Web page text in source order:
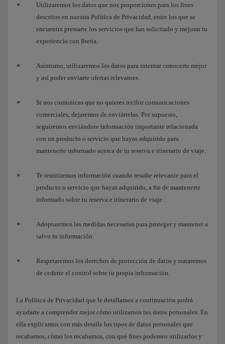
Utilizaremos los datos que nos proporciones para los fines
descritos en nuestra Política de Privacidad, entre los que se
encuentra prestarte los servicios que has solicitado y mejorar tu
experiencia con Iberia.
Asimismo, utilizaremos los datos para intentar conocerte mejor
y así poder enviarte ofertas relevantes.
Si nos comunicas que no quieres recibir comunicaciones
comerciales, dejaremos de enviártelas. Por supuesto,
seguiremos enviándote información importante relacionada
con un producto o servicio que hayas adquirido para
mantenerte informado acerca de tu reserva e itinerario de viaje.
Te remitiremos información cuando resulte relevante para el
producto o servicio que hayas adquirido, a fin de mantenerte
informado sobre tu reserva e itinerario de viaje.
Adoptaremos las medidas necesarias para proteger y mantener a
salvo tu información.
Respetaremos los derechos de protección de datos y trataremos
de cederte el control sobre tu propia información.
La Política de Privacidad que le detallamos a continuación podrá
ayudarte a comprender mejor cómo utilizamos tus datos personales. En
ella explicamos con más detalle los tipos de datos personales que
recabamos, cómo los recabamos, con qué fines podemos utilizarlos y